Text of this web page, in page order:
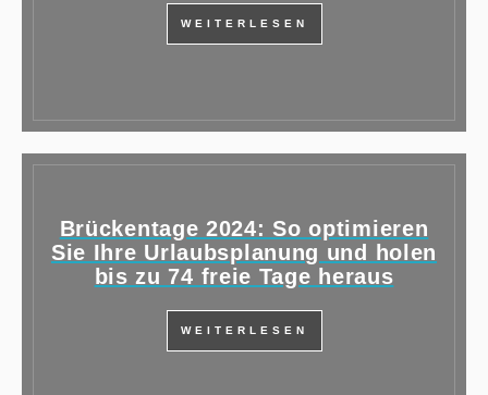
WEITERLESEN
Brückentage 2024: So optimieren
Sie Ihre Urlaubsplanung und holen
bis zu 74 freie Tage heraus
WEITERLESEN